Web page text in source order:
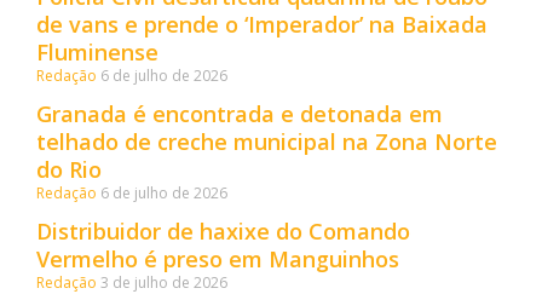
de vans e prende o ‘Imperador’ na Baixada
Fluminense
Redação 6 de julho de 2026
Granada é encontrada e detonada em
telhado de creche municipal na Zona Norte
do Rio
Redação 6 de julho de 2026
Distribuidor de haxixe do Comando
Vermelho é preso em Manguinhos
Redação 3 de julho de 2026